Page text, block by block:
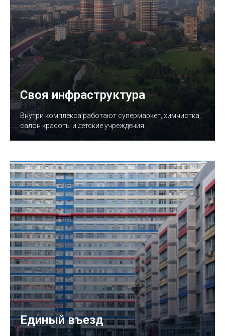
Своя инфраструктура
Внутри комплекса работают супермаркет, химчистка,
салон красоты и детские учреждения.
Единый въезд